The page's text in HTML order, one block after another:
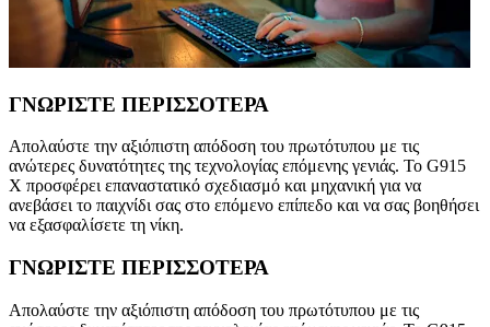
ΓΝΩΡΙΣΤΕ ΠΕΡΙΣΣΟΤΕΡΑ
Απολαύστε την αξιόπιστη απόδοση του πρωτότυπου με τις
ανώτερες δυνατότητες της τεχνολογίας επόμενης γενιάς. Το G915
X προσφέρει επαναστατικό σχεδιασμό και μηχανική για να
ανεβάσει το παιχνίδι σας στο επόμενο επίπεδο και να σας βοηθήσει
να εξασφαλίσετε τη νίκη.
ΓΝΩΡΙΣΤΕ ΠΕΡΙΣΣΟΤΕΡΑ
Απολαύστε την αξιόπιστη απόδοση του πρωτότυπου με τις